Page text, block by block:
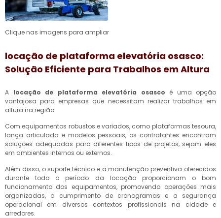
Clique nas imagens para ampliar
locação de plataforma elevatória osasco:
Solução Eficiente para Trabalhos em Altura
A locação de plataforma elevatória osasco é uma opção
vantajosa para empresas que necessitam realizar trabalhos em
altura na região.
Com equipamentos robustos e variados, como plataformas tesoura,
lança articulada e modelos pessoais, os contratantes encontram
soluções adequadas para diferentes tipos de projetos, sejam eles
em ambientes internos ou externos.
Além disso, o suporte técnico e a manutenção preventiva oferecidos
durante todo o período da locação proporcionam o bom
funcionamento dos equipamentos, promovendo operações mais
organizadas, o cumprimento de cronogramas e a segurança
operacional em diversos contextos profissionais na cidade e
arredores.